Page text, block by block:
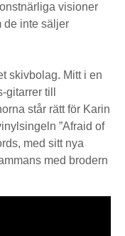
visioner
de inte säljer
skivbolag. Mitt i en
till
står rätt för Karin
”Afraid of
med sitt nya
med brodern